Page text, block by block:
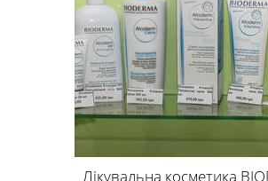
Лікувальна косметика